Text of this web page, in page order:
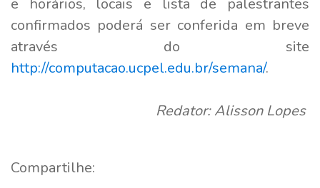
confirmados poderá ser conferida em breve
através do site
http://computacao.ucpel.edu.br/semana/.
Redator: Alisson Lopes
Compartilhe: